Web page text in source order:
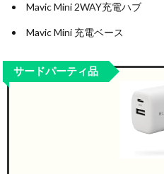
Mavic Mini 2WAY充電ハブ
Mavic Mini 充電ベース
サードパーティ品